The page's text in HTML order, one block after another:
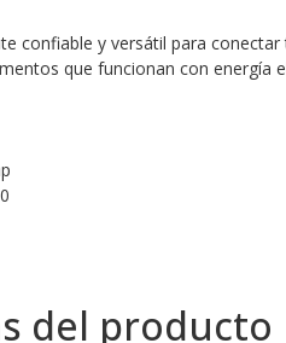
confiable y versátil para
que funcionan con energía
del producto